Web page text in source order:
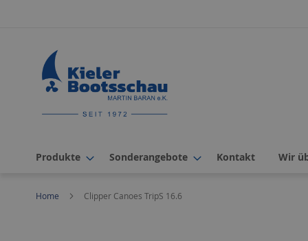
Produkte Sonderangebote Kontakt Wir
Home Clipper Canoes TripS 16.6